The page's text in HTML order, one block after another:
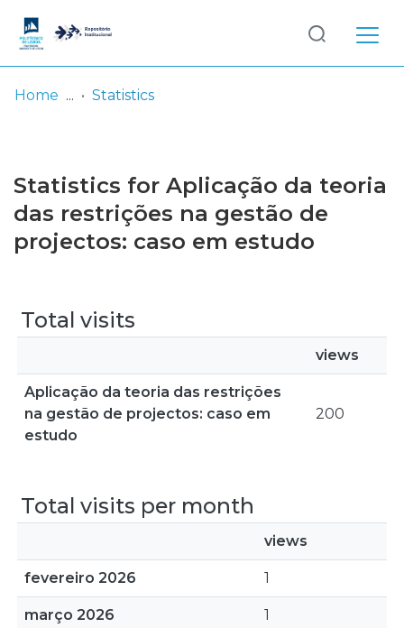
Browse repository
Entities
Log
In
Home Statistics
Statistics for Aplicação da teoria
das restrições na gestão de
projectos: caso em estudo
Total visits
views
Aplicação da teoria das restrições
na gestão de projectos: caso em
estudo
200
Total visits per month
views
fevereiro 2026 1
março 2026 1